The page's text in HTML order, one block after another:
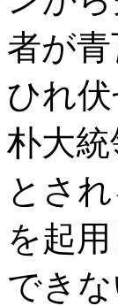
者が
ひれ
朴大
とさ
を起
でき